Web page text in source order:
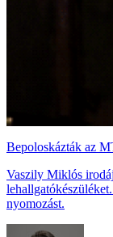
Bepoloskázták az
Vaszily Miklós
nyomozást.